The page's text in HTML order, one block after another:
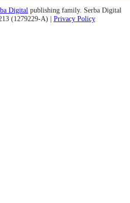
Digital publishing family. Serba Digital
(1279229-A) | Privacy Policy